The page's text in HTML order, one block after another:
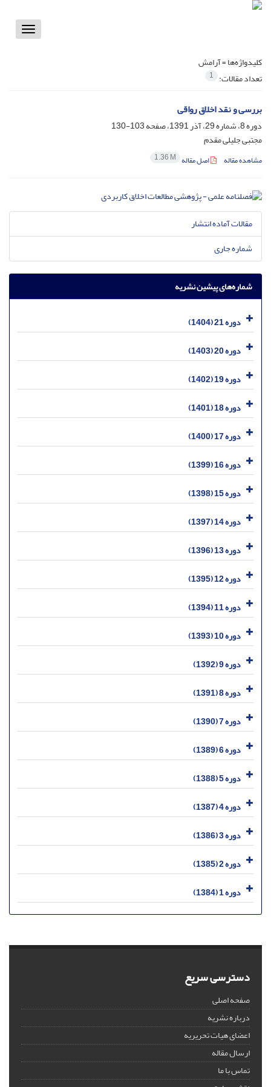
Toggle
کلیدواژه‌ها =آرامش
تعداد مقالات: 1
بررسی و نقد اخلاق رواقی
دوره 8، شماره 29، آذر 1391، صفحه
103-130
مجتبی جلیلی مقدم
مشاهده مقاله اصل مقاله 1.36 M
مقالات آماده انتشار
شماره جاری
شماره‌های پیشین نشریه
دوره 21 (1404)
دوره 20 (1403)
دوره 19 (1402)
دوره 18 (1401)
دوره 17 (1400)
دوره 16 (1399)
دوره 15 (1398)
دوره 14 (1397)
دوره 13 (1396)
دوره 12 (1395)
دوره 11 (1394)
دوره 10 (1393)
دوره 9 (1392)
دوره 8 (1391)
دوره 7 (1390)
دوره 6 (1389)
دوره 5 (1388)
دوره 4 (1387)
دوره 3 (1386)
دوره 2 (1385)
دوره 1 (1384)
دسترسی سریع
صفحه اصلی
درباره نشریه
اعضای هیات تحریریه
ارسال مقاله
تماس با ما